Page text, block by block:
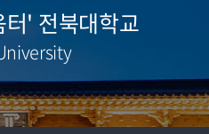
뉴2-2
메뉴3-2
' 전북대학교